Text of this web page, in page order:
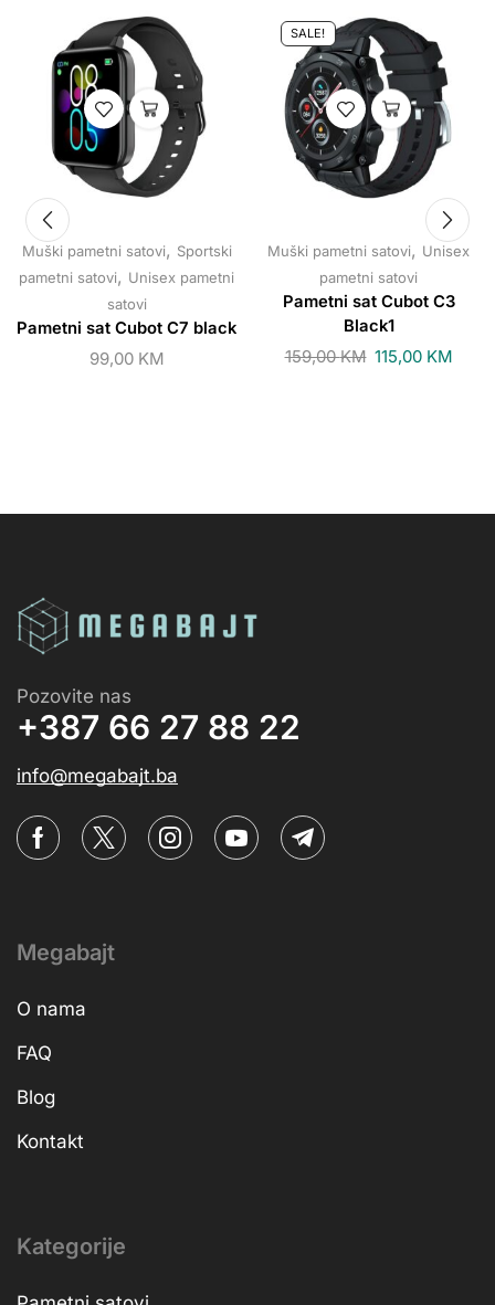
Muški pametni satovi, Sportski
pametni satovi, Unisex pametni
satovi
Pametni sat Cubot C7 black
99,00 KM
SALE!
Muški pametni satovi, Unisex
pametni satovi
Pametni sat Cubot C3
Black1
159,00KM 115,00 KM
Pozovite nas
+387 66 27 88 22
info@megabajt.ba
Megabajt
O nama
FAQ
Blog
Kontakt
Kategorije